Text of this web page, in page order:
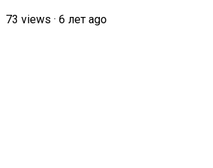
73 views · 6 лет ago